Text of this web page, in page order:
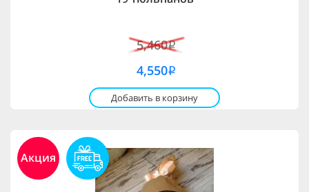
5,460i
4,550i
Добавить в корзину
Акция